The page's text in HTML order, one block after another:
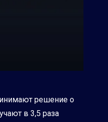
решение о
в 3,5 раза